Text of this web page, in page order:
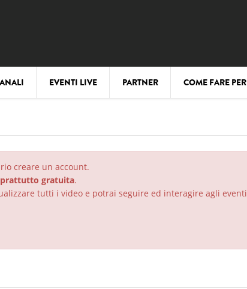
EVENTI LIVE PARTNER COME FARE PER
creare un account.
gratuita.
tutti i video e potrai seguire ed interagire agli eventi